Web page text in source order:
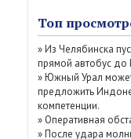
Июль 2026 (77)
Июнь 2026 (52)
Май 2026 (69)
Апрель 2026
Март 2026 (79)
Показать /
Топ
»Из Челябинска
прямой автобус
»Южный Урал
предложить
компетенции.
» Оперативная
»После удара